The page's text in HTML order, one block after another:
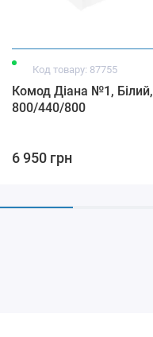
Код товару: 87755
Комод Діана №1, Білий,
800/440/800
6 950 грн